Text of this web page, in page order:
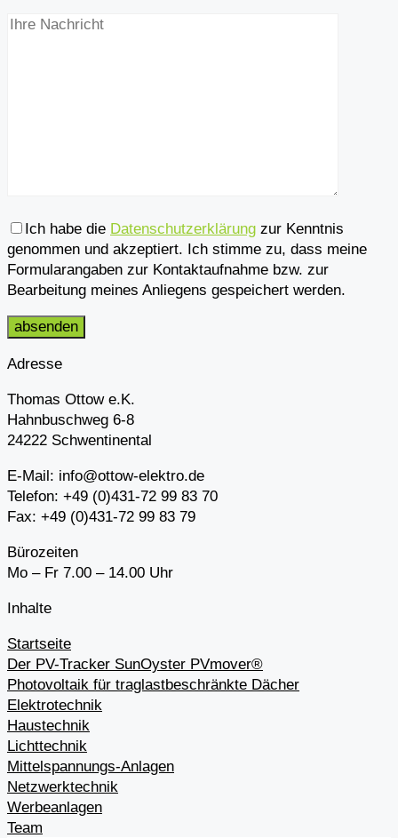
Feld
lasse
dieses
Feld
leer.
Ich habe die Datenschutzerklärung zur Kenntnis
genommen und akzeptiert. Ich stimme zu, dass meine
Formularangaben zur Kontaktaufnahme bzw. zur
Bearbeitung meines Anliegens gespeichert werden.
Adresse
Thomas Ottow e.K.
Hahnbuschweg 6-8
24222 Schwentinental
E-Mail: info@ottow-elektro.de
Telefon: +49 (0)431-72 99 83 70
Fax: +49 (0)431-72 99 83 79
Bürozeiten
Mo – Fr 7.00 – 14.00 Uhr
Inhalte
Startseite
Der PV-Tracker SunOyster PVmover®
Photovoltaik für traglastbeschränkte Dächer
Elektrotechnik
Haustechnik
Lichttechnik
Mittelspannungs-Anlagen
Netzwerktechnik
Werbeanlagen
Team